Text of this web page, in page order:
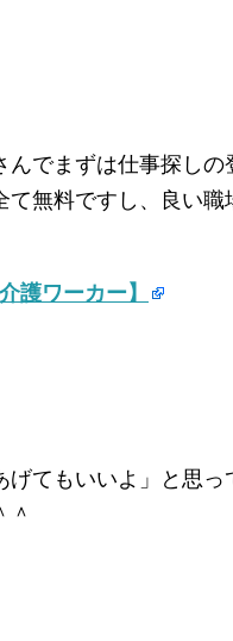
んでまずは仕事探しの
て無料ですし、良い職
護ワーカー】
てもいいよ」と思っ
＾